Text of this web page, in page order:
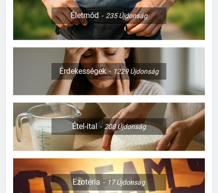
Életmód 235Újdonság
Érdekességek 1229Újdonság
Étel-ital 208Újdonság
Ezotéria 17Újdonság